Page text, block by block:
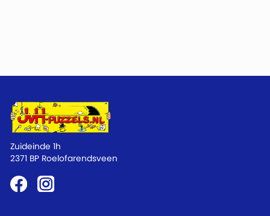
Zuideinde 1h
2371 BP Roelofarendsveen